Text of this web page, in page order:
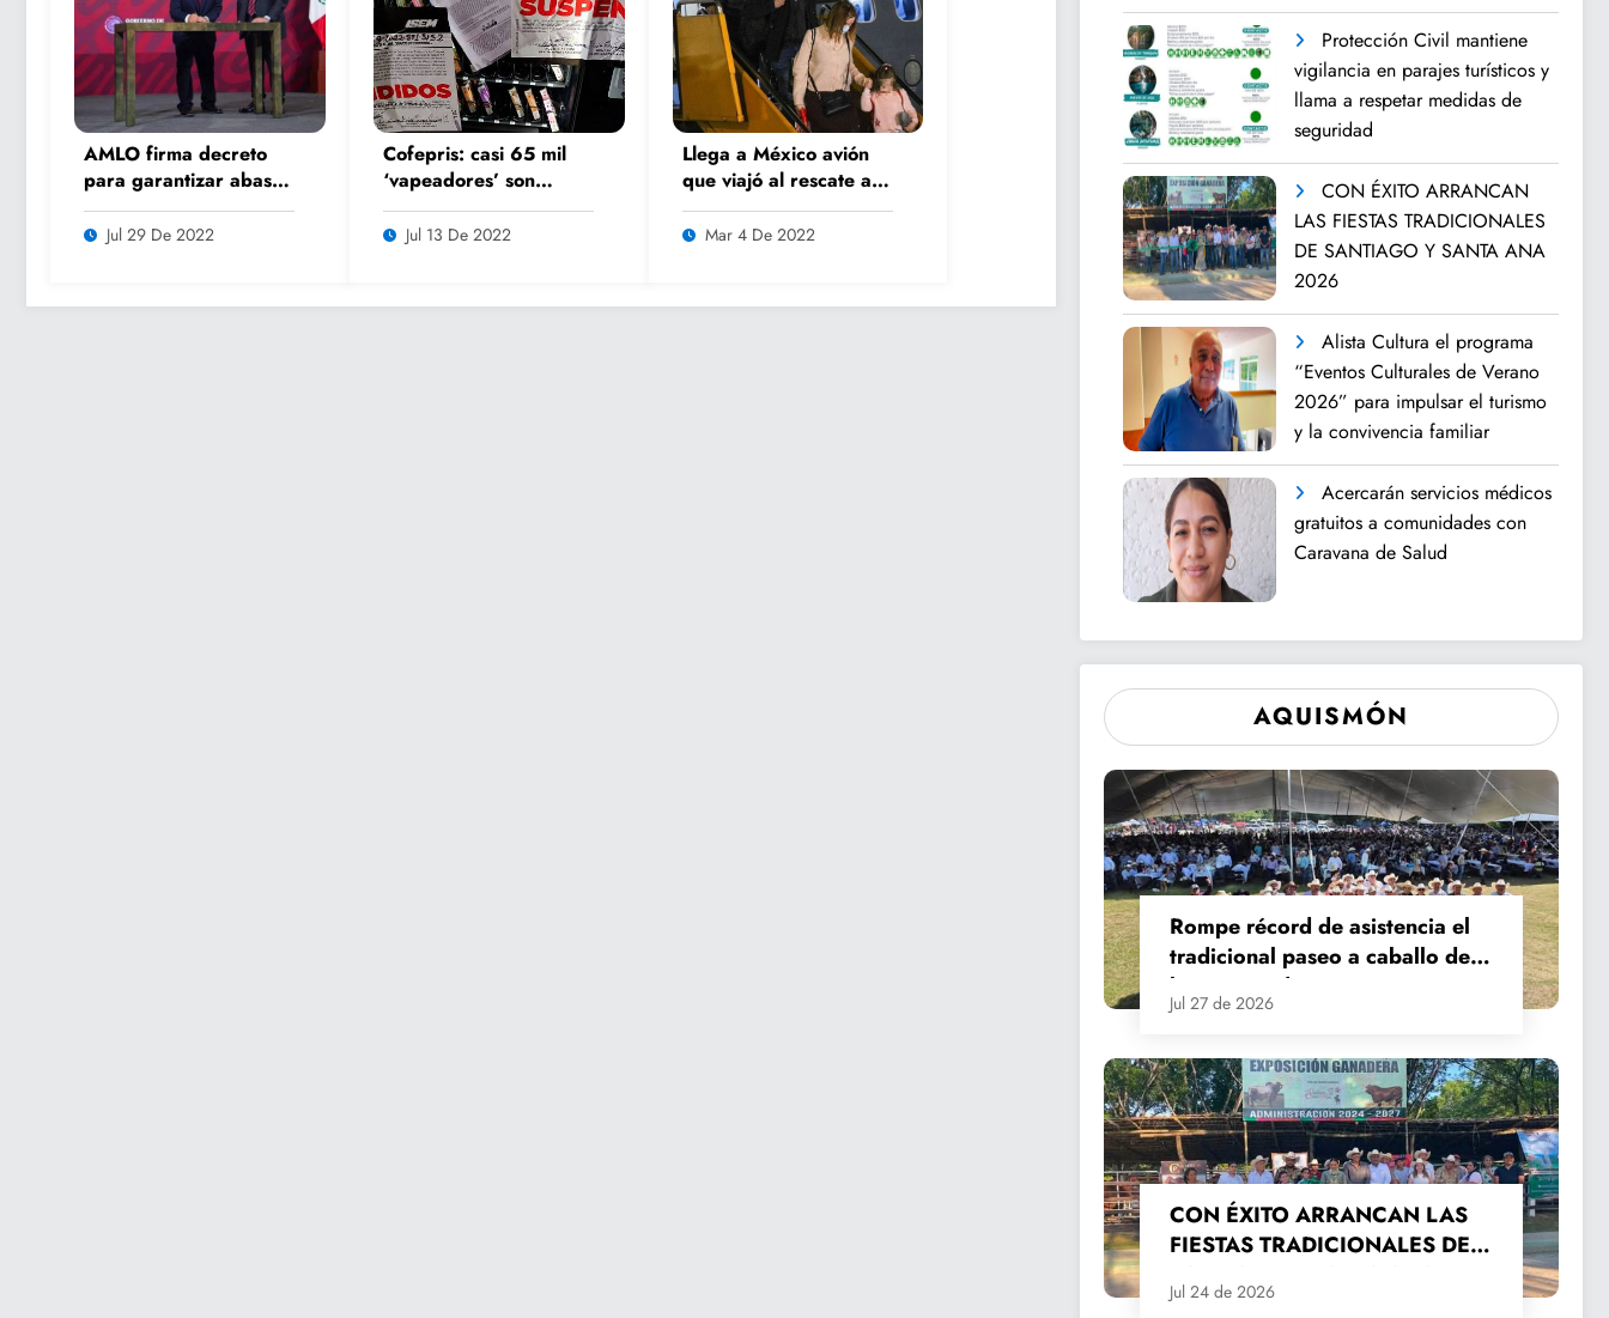
AMLO firma decreto
para garantizar abasto
de agua en NL por 10
añosJul 29 De 2022
Cofepris: casi 65 mil
‘vapeadores’ son
decomisados en el país
Jul 13 De 2022
Llega a México avión
que viajó al rescate a
Ucrania
Mar 4 De 2022
Protección Civil mantiene
vigilancia en parajes turísticos y
llama a respetar medidas de
seguridad
CON ÉXITO ARRANCAN
LAS FIESTAS TRADICIONALES
DE SANTIAGO Y SANTA ANA
2026
Alista Cultura el programa
“Eventos Culturales de Verano
2026” para impulsar el turismo
y la convivencia familiar
Acercarán servicios médicos
gratuitos a comunidades con
Caravana de Salud
AQUISMÓN
Rompe récord de asistencia el
tradicional paseo a caballo de
las Fiestas de Santiago y Santa
Ana
Jul 27 de 2026
CON ÉXITO ARRANCAN LAS
FIESTAS TRADICIONALES DE
2026
Jul 24 de 2026